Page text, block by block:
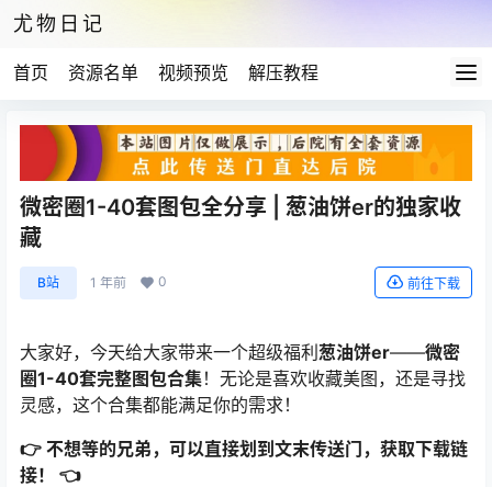
尤物日记
首页 资源名单 视频预览 解压教程
微密圈1-40套图包全分享 | 葱油饼er的独家收
藏
B站 1 年前 0 前往下载
大家好，今天给大家带来一个超级福利葱油饼er——微密
圈1-40套完整图包合集！无论是喜欢收藏美图，还是寻找
灵感，这个合集都能满足你的需求！
👉 不想等的兄弟，可以直接划到文末传送门，获取下载链
接！ 👈